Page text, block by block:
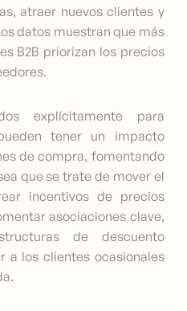
atraer nuevos clientes y
datos muestran que más
B2B priorizan los precios
explícitamente para
tener un impacto
de compra, fomentando
que se trate de mover el
incentivos de precios
asociaciones clave,
de descuento
a los clientes ocasionales